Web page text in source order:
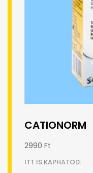
CATIONORM
2990 Ft
ITT IS KAPHATOD: